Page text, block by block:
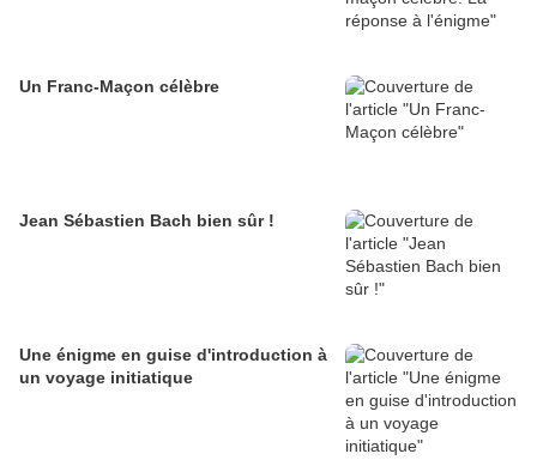
Un Franc-Maçon célèbre
Jean Sébastien Bach bien sûr !
Une énigme en guise d'introduction à
un voyage initiatique